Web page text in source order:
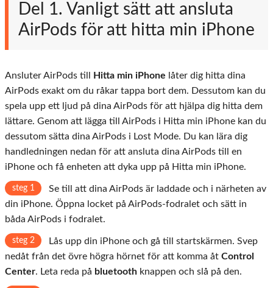
Del 1. Vanligt sätt att ansluta
AirPods för att hitta min iPhone
Ansluter AirPods till Hitta min iPhone låter dig hitta dina
AirPods exakt om du råkar tappa bort dem. Dessutom kan du
spela upp ett ljud på dina AirPods för att hjälpa dig hitta dem
lättare. Genom att lägga till AirPods i Hitta min iPhone kan du
dessutom sätta dina AirPods i Lost Mode. Du kan lära dig
handledningen nedan för att ansluta dina AirPods till en
iPhone och få enheten att dyka upp på Hitta min iPhone.
steg 1
Se till att dina AirPods är laddade och i närheten av
din iPhone. Öppna locket på AirPods-fodralet och sätt in
båda AirPods i fodralet.
steg 2
Lås upp din iPhone och gå till startskärmen. Svep
nedåt från det övre högra hörnet för att komma åt Control
Center. Leta reda på bluetooth knappen och slå på den.